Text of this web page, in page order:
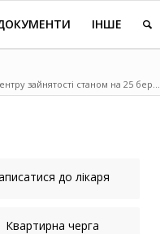
ІНШЕ
зайнятості станом на 25 бер...
до лікаря
Квартирна черга